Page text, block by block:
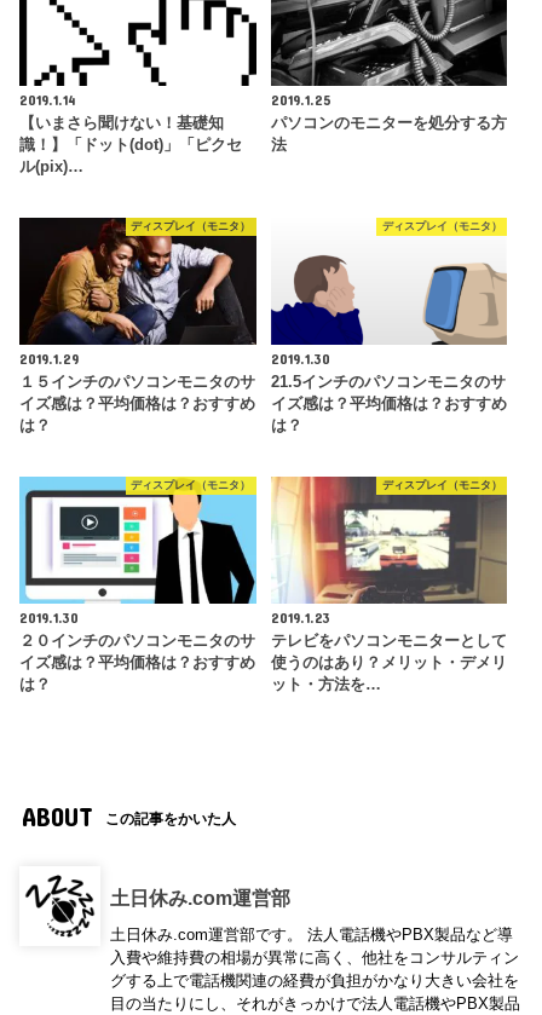
2019.1.14
【いまさら聞けない！基礎知
識！】「ドット(dot)」「ピクセ
ル(pix)…
2019.1.25
パソコンのモニターを処分する方
法
ディスプレイ（モニタ）
2019.1.29
１５インチのパソコンモニタのサ
イズ感は？平均価格は？おすすめ
は？
ディスプレイ（モニタ）
2019.1.30
21.5インチのパソコンモニタのサ
イズ感は？平均価格は？おすすめ
は？
ディスプレイ（モニタ）
2019.1.30
２０インチのパソコンモニタのサ
イズ感は？平均価格は？おすすめ
は？
ディスプレイ（モニタ）
2019.1.23
テレビをパソコンモニターとして
使うのはあり？メリット・デメリ
ット・方法を…
ABOUT この記事をかいた人
土日休み.com運営部
土日休み.com運営部です。 法人電話機やPBX製品など導
入費や維持費の相場が異常に高く、他社をコンサルティン
グする上で電話機関連の経費が負担がかなり大きい会社を
目の当たりにし、それがきっかけで法人電話機やPBX製品